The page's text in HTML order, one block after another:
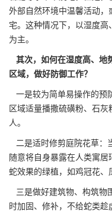
外部自然环境中温馨活动
宅。这种情况下，以湿度
为主。
其次，如何在湿度高、地
区域，做好防御工作？
一是较为简单易操作的预
区域适量播撒硫磺粉、石灰
人。
二是适时修剪庭院花草：
随意将自身暴露在人类寓
蛇效果的绿植，如鸡冠花、
三是做好建筑物、构筑物
时加固、修补，不给蛇类趁